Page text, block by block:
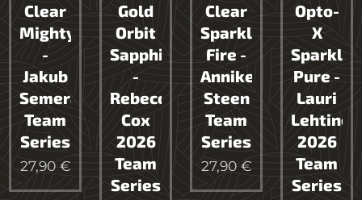
Clear
Mighty
-
Jakub
Semerád
Team
Series
27,90€
Gold
Orbit
Sapphire
-
Rebecca
Cox
2026
Team
Series
Clear
Sparkle
Fire -
Anniken
Steen
Team
Series
27,90€
Opto-
X
Sparkle
Pure -
Lauri
Lehtinen
2026
Team
Series